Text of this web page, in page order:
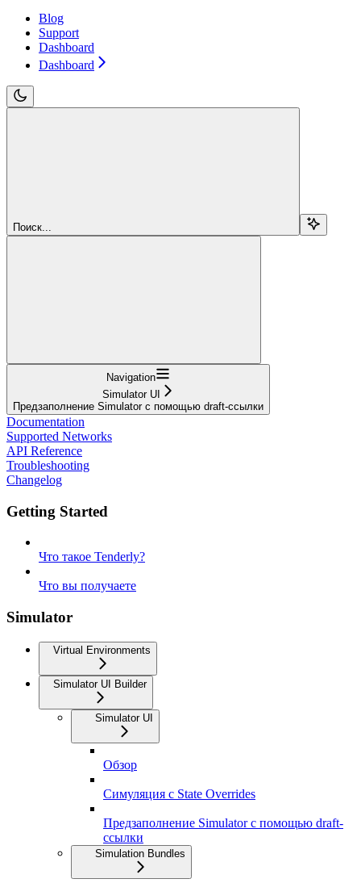
Blog
Support
Dashboard
Dashboard
Поиск...
Navigation
Simulator UI
Предзаполнение Simulator с помощью draft-ссылки
Documentation
Supported Networks
API Reference
Troubleshooting
Changelog
Getting Started
Что такое Tenderly?
Что вы получаете
Simulator
Virtual Environments
Simulator UI Builder
Simulator UI
Обзор
Симуляция с State Overrides
Предзаполнение Simulator с помощью draft-
ссылки
Simulation Bundles